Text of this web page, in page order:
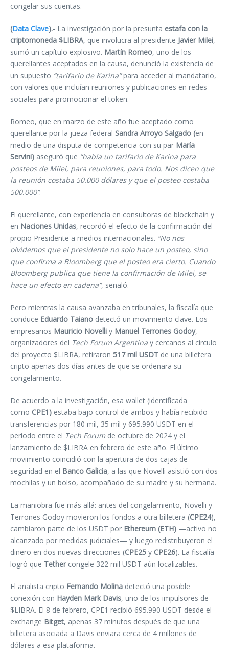
congelar sus cuentas.
(Data Clave).- La investigación por la presunta estafa con la
criptomoneda $LIBRA, que involucra al presidente Javier Milei,
sumó un capítulo explosivo. Martín Romeo, uno de los
querellantes aceptados en la causa, denunció la existencia de
un supuesto “tarifario de Karina”para acceder al mandatario,
con valores que incluían reuniones y publicaciones en redes
sociales para promocionar el token.
Romeo, que en marzo de este año fue aceptado como
querellante por la jueza federal Sandra Arroyo Salgado (en
medio de una disputa de competencia con su par María
Servini) aseguró que “había un tarifario de Karina para
posteos de Milei, para reuniones, para todo. Nos dicen que
la reunión costaba 50.000 dólares y que el posteo costaba
500.000”.
El querellante, con experiencia en consultoras de blockchain y
en Naciones Unidas, recordó el efecto de la confirmación del
propio Presidente a medios internacionales. “No nos
olvidemos que el presidente no solo hace un posteo, sino
que confirma a Bloomberg que el posteo era cierto. Cuando
Bloomberg publica que tiene la confirmación de Milei, se
hace un efecto en cadena”, señaló.
Pero mientras la causa avanzaba en tribunales, la fiscalía que
conduce Eduardo Taiano detectó un movimiento clave. Los
empresarios Mauricio Novelli y Manuel Terrones Godoy,
organizadores del Tech Forum Argentina y cercanos al círculo
del proyecto $LIBRA, retiraron 517 mil USDT de una billetera
cripto apenas dos días antes de que se ordenara su
congelamiento.
De acuerdo a la investigación, esa wallet (identificada
como CPE1) estaba bajo control de ambos y había recibido
transferencias por 180 mil, 35 mil y 695.990 USDT en el
período entre el Tech Forum de octubre de 2024 y el
lanzamiento de $LIBRA en febrero de este año. El último
movimiento coincidió con la apertura de dos cajas de
seguridad en el Banco Galicia, a las que Novelli asistió con dos
mochilas y un bolso, acompañado de su madre y su hermana.
La maniobra fue más allá: antes del congelamiento, Novelli y
Terrones Godoy movieron los fondos a otra billetera (CPE24),
cambiaron parte de los USDT por Ethereum (ETH) —activo no
alcanzado por medidas judiciales— y luego redistribuyeron el
dinero en dos nuevas direcciones (CPE25 y CPE26). La fiscalía
logró que Tethercongele 322 mil USDT aún localizables.
El analista cripto Fernando Molina detectó una posible
conexión con Hayden Mark Davis, uno de los impulsores de
$LIBRA. El 8 de febrero, CPE1 recibió 695.990 USDT desde el
exchange Bitget, apenas 37 minutos después de que una
billetera asociada a Davis enviara cerca de 4 millones de
dólares a esa plataforma.